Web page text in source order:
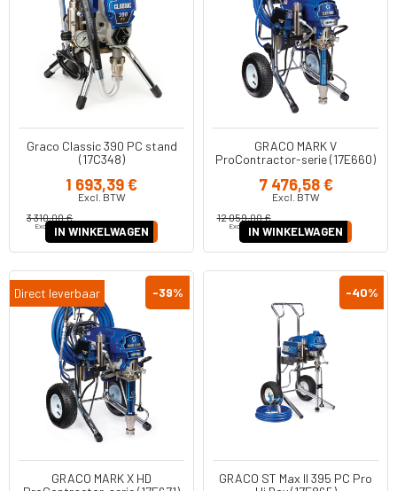
Graco Classic 390 PC stand
(17C348)
1 693,39 €
Excl. BTW
3 310,00 €
Excl. BTWIN WINKELWAGEN
GRACO MARK V
ProContractor-serie (17E660)
7 476,58 €
Excl. BTW
12 059,00 €
Excl. BTWIN WINKELWAGEN
-39%
Direct leverbaar
GRACO MARK X HD
-40%
GRACO ST Max II 395 PC Pro